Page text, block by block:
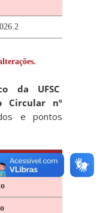
da UFSC
Circular nº
e pontos
LETIVOS –